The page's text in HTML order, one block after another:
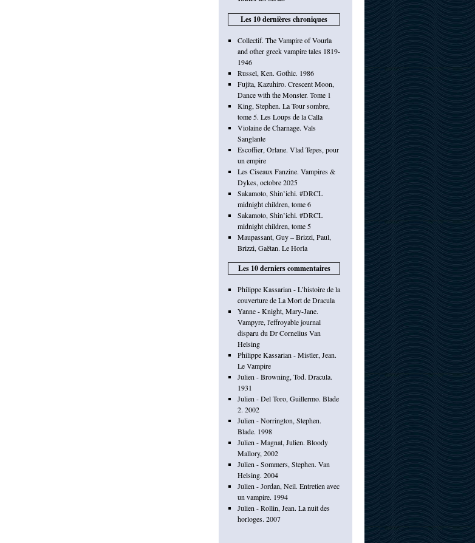
Les 10 dernières chroniques
Collectif. The Vampire of Vourla
and other greek vampire tales 1819-
1946
Russel, Ken. Gothic. 1986
Fujita, Kazuhiro. Crescent Moon,
Dance with the Monster. Tome 1
King, Stephen. La Tour sombre,
tome 5. Les Loups de la Calla
Violaine de Charnage. Vals
Sanglante
Escoffier, Orlane. Vlad Tepes, pour
un empire
Les Ciseaux Fanzine. Vampires &
Dykes, octobre 2025
Sakamoto, Shin’ichi. #DRCL
midnight children, tome 6
Sakamoto, Shin’ichi. #DRCL
midnight children, tome 5
Maupassant, Guy – Brizzi, Paul,
Brizzi, Gaëtan. Le Horla
Les 10 derniers commentaires
Philippe Kassarian - L’histoire de la
couverture de La Mort de Dracula
Yanne - Knight, Mary-Jane.
Vampyre, l'effroyable journal
disparu du Dr Cornelius Van
Helsing
Philippe Kassarian - Mistler, Jean.
Le Vampire
Julien - Browning, Tod. Dracula.
1931
Julien - Del Toro, Guillermo. Blade
2. 2002
Julien - Norrington, Stephen.
Blade. 1998
Julien - Magnat, Julien. Bloody
Mallory, 2002
Julien - Sommers, Stephen. Van
Helsing. 2004
Julien - Jordan, Neil. Entretien avec
un vampire. 1994
Julien - Rollin, Jean. La nuit des
horloges. 2007